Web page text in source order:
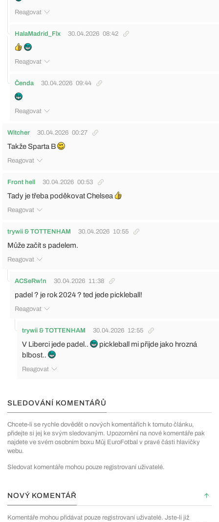
Reagovat
HalaMadrid_Flx 30.04.2026 08:42
Reagovat
Čenda 30.04.2026 09:44
Reagovat
Witcher 30.04.2026 00:27
Takže Sparta B
Reagovat
Front hell 30.04.2026 00:53
Tady je třeba poděkovat Chelsea
Reagovat
trywii & TOTTENHAM 30.04.2026 10:55
Může začít s padelem.
Reagovat
ACSeRw!n 30.04.2026 11:38
padel ? je rok 2024 ? ted jede pickleball!
Reagovat
trywii & TOTTENHAM 30.04.2026 12:55
V Liberci jede padel..
pickleball mi přijde jako hrozná
blbost..
Reagovat
SLEDOVÁNÍ KOMENTÁŘŮ
Chcete-li se rychle dovědět o nových komentářích k tomuto článku,
přidejte si jej ke svým sledovaným. Upozornění na nové komentáře pak
najdete ve svém osobním boxu Můj EuroFotbal v pravé části hlavičky
webu.
Sledovat komentáře mohou pouze registrovaní uživatelé.
NOVÝ KOMENTÁŘ
Komentáře mohou přidávat pouze registrovaní uživatelé. Jste-li již